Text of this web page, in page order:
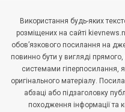
Використання будь-яких
розміщених на сайті
обов’язкового посилання на
повинно бути у вигляді
системами гіперпосилання,
оригінального матеріалу.
абзаці або підзаголовку
походження інформації та